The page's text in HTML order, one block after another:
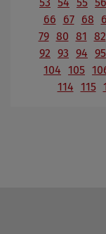
66
67 68
79 80 81 82
92 93 94 95
104 105
114 115